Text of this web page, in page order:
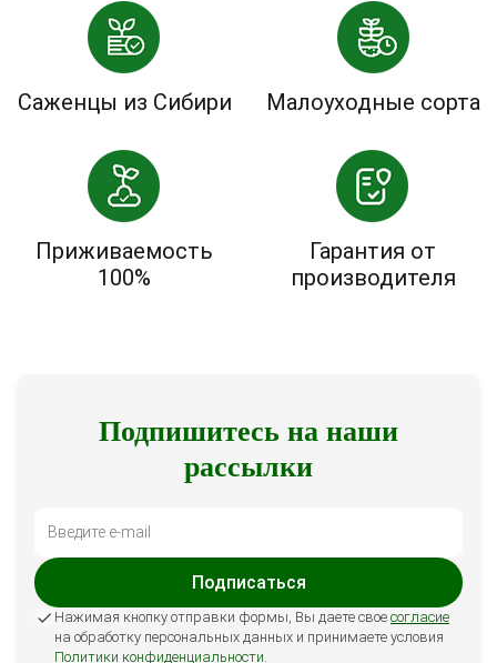
Саженцы из Сибири Малоуходные сорта
Приживаемость
100%
Гарантия от
производителя
Подпишитесь на наши
рассылки
Подписаться
Нажимая кнопку отправки формы, Вы даете свое согласие
на обработку персональных данных и принимаете условия
Политики конфиденциальности.